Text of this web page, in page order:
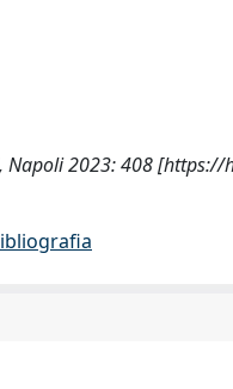
Napoli 2023: 408